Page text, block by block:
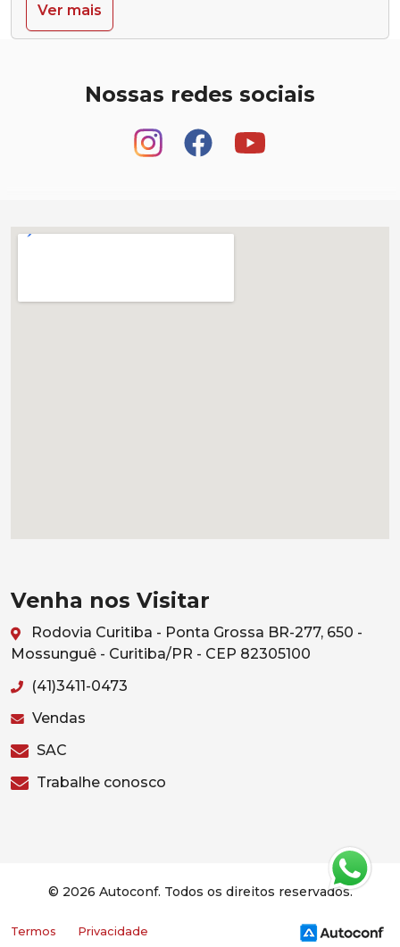
Ver mais
Nossas redes sociais
Venha nos Visitar
Rodovia Curitiba - Ponta Grossa BR-277, 650 -
Mossunguê - Curitiba/PR - CEP 82305100
(41)3411-0473
Vendas
SAC
Trabalhe conosco
© 2026 Autoconf. Todos os direitos reservados.
Termos Privacidade